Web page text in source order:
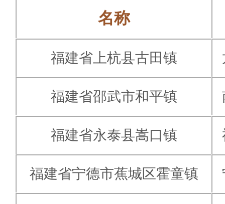
名称
福建省上杭县古田镇
福建省邵武市和平镇
福建省永泰县嵩口镇
福建省宁德市蕉城区霍童镇